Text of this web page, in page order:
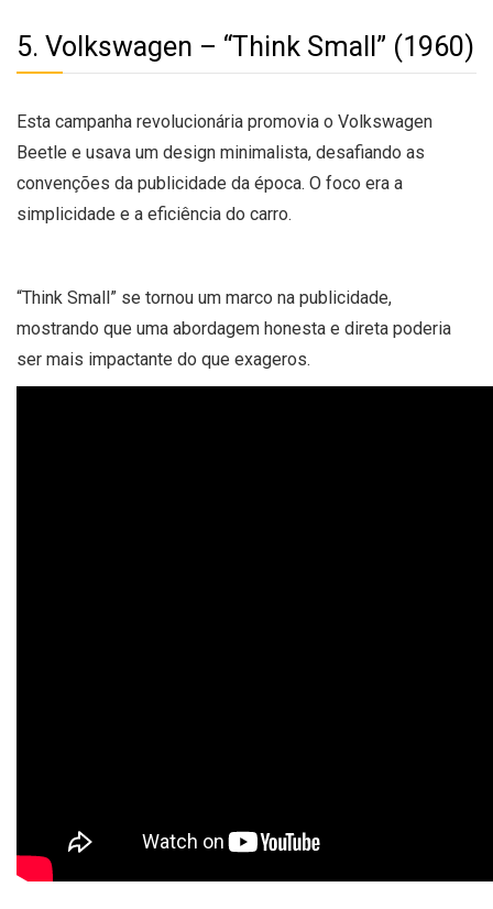
5. Volkswagen – “Think Small” (1960)
Esta campanha revolucionária promovia o Volkswagen
Beetle e usava um design minimalista, desafiando as
convenções da publicidade da época. O foco era a
simplicidade e a eficiência do carro.
“Think Small” se tornou um marco na publicidade,
mostrando que uma abordagem honesta e direta poderia
ser mais impactante do que exageros.